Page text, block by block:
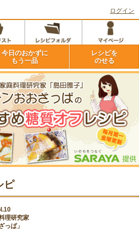
ログイン
今日のおかずに
もう一品
レシピを
のせる
ピ
理研究家
っぱ」